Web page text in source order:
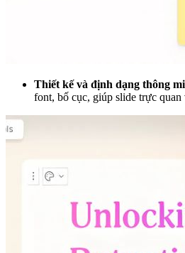
Thiết kế và định dạng thông
font, bố cục, giúp slide trực quan